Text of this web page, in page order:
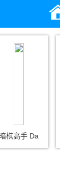
暗棋高手 Da